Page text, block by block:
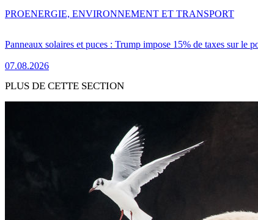
Panneaux solaires et puces : Trump impose 15% de taxes sur le
07.08.2026
PROENERGIE, ENVIRONNEMENT ET TRANSPORT
PLUS DE CETTE SECTION